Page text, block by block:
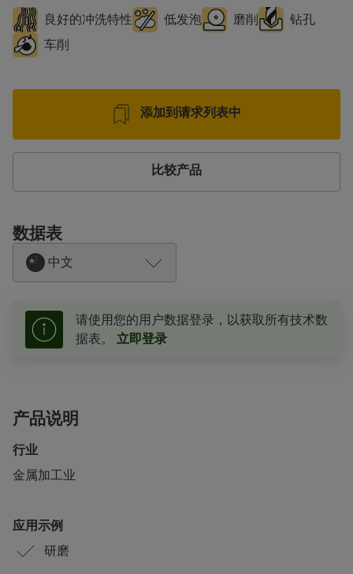
良好的冲洗特性 低发泡 磨削
钻孔
车削
添加到请求列表中
比较产品
数据表
中文
请使用您的用户数据登录，以获取所有技术数
据表。 立即登录
产品说明
行业
金属加工业
应用示例
研磨